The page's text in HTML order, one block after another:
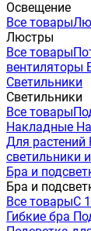
Освещение
Все товары
Люстры
Все товары
вентиляторы
Светильники
Светильники
Все товары
Накладные
Для растений
светильники
Бра и
Бра и
Все товарыС
Гибкие бра